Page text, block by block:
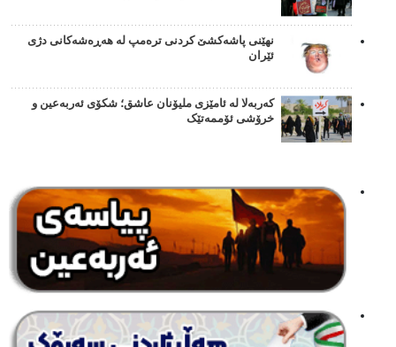
نهێنی پاشەکشێ کردنی ترەمپ لە هەڕەشەکانی دژی
ئێران
کەربەلا لە ئامێزی ملیۆنان عاشق؛ شکۆی ئەربەعین و
خرۆشی ئۆممەتێک